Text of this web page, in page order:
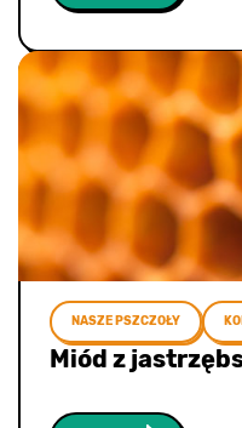
NASZE PSZCZOŁY
Miód z